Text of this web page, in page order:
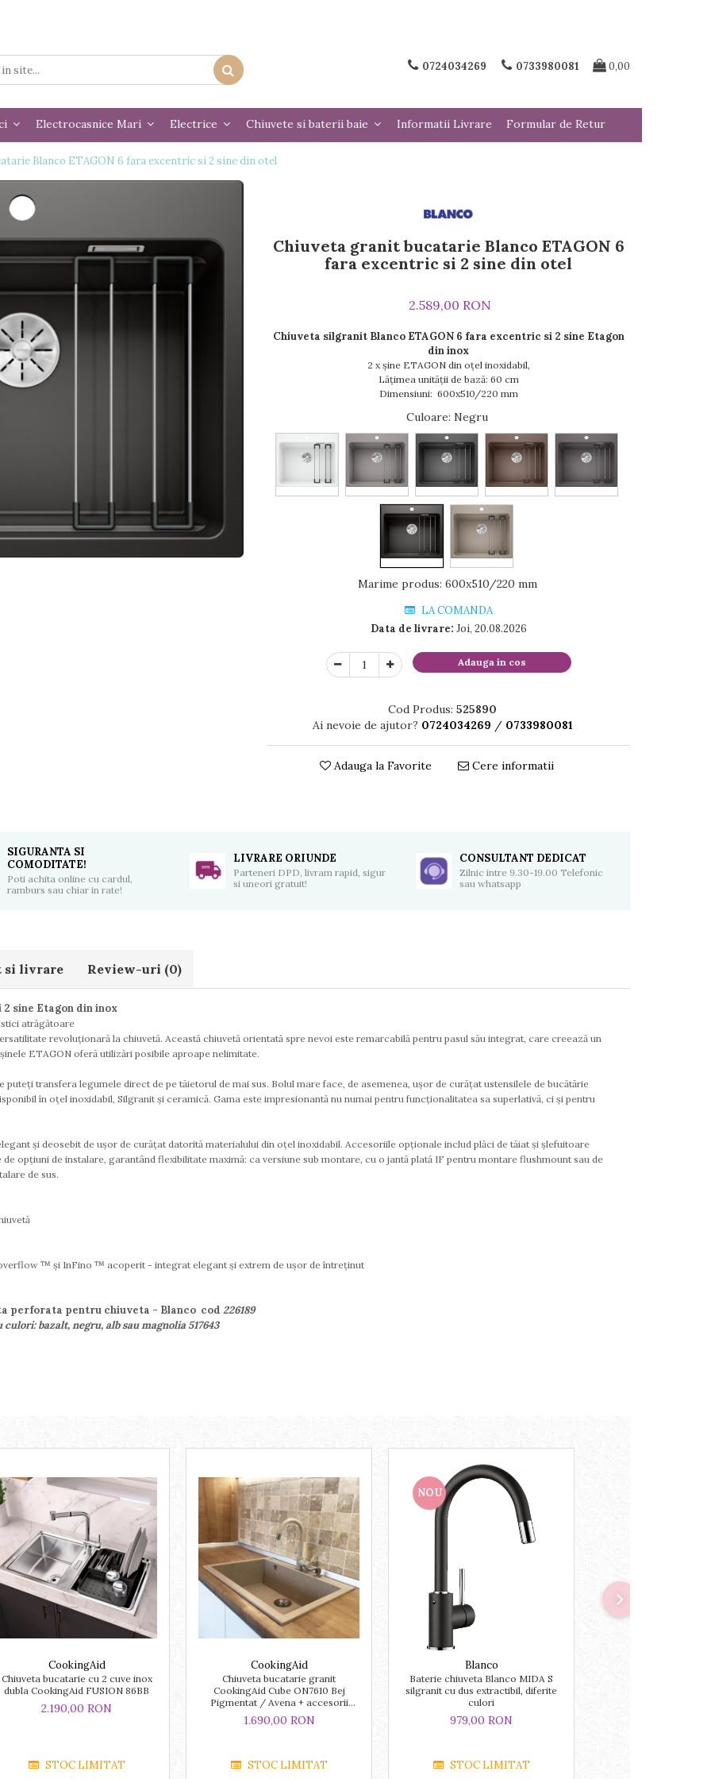
0724034269 0733980081 0,00
Electrocasnice Mari Electrice Chiuvete si baterii baie Informatii Livrare Formular de Retur
Blanco ETAGON 6 fara excentric si 2 sine din otel
Chiuveta granit bucatarie Blanco ETAGON 6
fara excentric si 2 sine din otel
2.589,00 RON
Chiuveta silgranit Blanco ETAGON 6 fara excentric si 2 sine Etagon
din inox
2 x șine ETAGON din oțel inoxidabil,
Lățimea unității de bază: 60 cm
Dimensiuni: 600x510/220 mm
Culoare: Negru
Marime produs: 600x510/220 mm
LA COMANDA
Data de livrare: Joi, 20.08.2026
Adauga in cos
Cod Produs: 525890
Ai nevoie de ajutor? 0724034269 / 0733980081
Adauga la Favorite Cere informatii
SIGURANTA SI
COMODITATE!
Poti achita online cu cardul,
ramburs sau chiar in rate!
LIVRARE ORIUNDE
Parteneri DPD, livram rapid, sigur
si uneori gratuit!
CONSULTANT DEDICAT
Zilnic intre 9.30-19.00 Telefonic
sau whatsapp
si livrare Review-uri (0)
sine Etagon din inox
atrăgătoare
revoluționară la chiuvetă. Această chiuvetă orientată spre nevoi este remarcabilă pentru pasul său integrat, care creează un
ETAGON oferă utilizări posibile aproape nelimitate.
puteți transfera legumele direct de pe tăietorul de mai sus. Bolul mare face, de asemenea, ușor de curățat ustensilele de bucătărie
în oțel inoxidabil, Silgranit și ceramică. Gama este impresionantă nu numai pentru funcționalitatea sa superlativă, ci și pentru
și deosebit de ușor de curățat datorită materialului din oțel inoxidabil. Accesoriile opționale includ plăci de tăiat și șlefuitoare
opțiuni de instalare, garantând flexibilitate maximă: ca versiune sub montare, cu o jantă plată IF pentru montare flushmount sau de
de sus.
™ și InFino ™ acoperit - integrat elegant și extrem de ușor de întreținut
perforata pentru chiuveta - Blanco cod 226189
bazalt, negru, alb sau magnolia 517643
CookingAid
Chiuveta bucatarie cu 2 cuve inox
dubla CookingAid FUSION 86BB
2.190,00 RON
STOC LIMITAT
CookingAid
Chiuveta bucatarie granit
CookingAid Cube ON7610 Bej
Pigmentat / Avena + accesorii
montaj
1.690,00 RON
STOC LIMITAT
NOU
Blanco
Baterie chiuveta Blanco MIDA S
silgranit cu dus extractibil, diferite
culori
979,00 RON
STOC LIMITAT
NOU